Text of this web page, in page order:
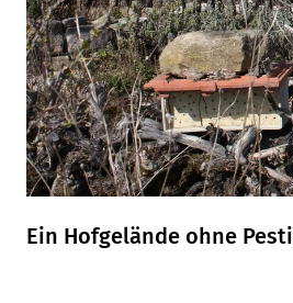
Ein Hofgelände ohne